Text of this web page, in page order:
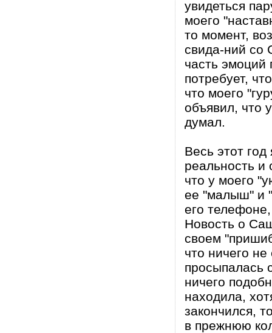
увидеться
моего
то момент,
свида-ний со
часть
потребует,
что моего
объявил, что
думал.
Весь этот
реальность и
что у моего
ее "малыш" и
его
Новость о
своем
что ничего
просыпалась
ничего
находила,
закончился,
в прежнюю